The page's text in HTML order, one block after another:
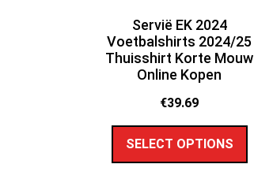
Servië EK 2024
Voetbalshirts 2024/25
Thuisshirt Korte Mouw
Online Kopen
€39.69
SELECT OPTIONS